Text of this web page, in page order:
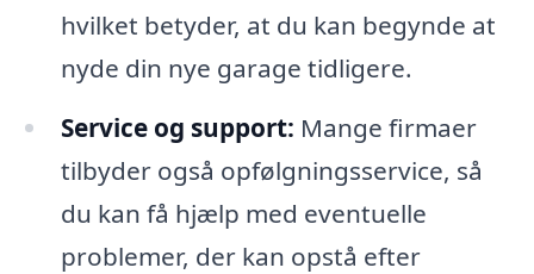
hvilket betyder, at du kan begynde at
nyde din nye garage tidligere.
Service og support: Mange firmaer
tilbyder også opfølgningsservice, så
du kan få hjælp med eventuelle
problemer, der kan opstå efter